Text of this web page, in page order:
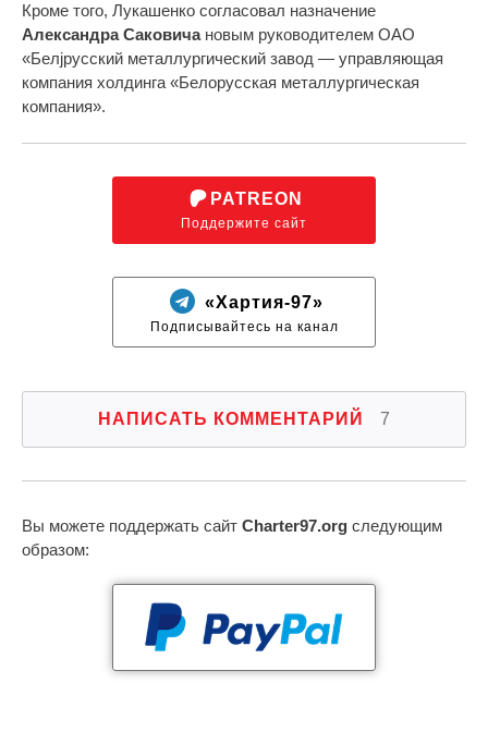
Кроме того, Лукашенко согласовал назначение
Александра Саковичановым руководителем ОАО
«Белjрусский металлургический завод — управляющая
компания холдинга «Белорусская металлургическая
компания».
PATREON
Поддержите сайт
«Хартия-97»
Подписывайтесь на канал
НАПИСАТЬ КОММЕНТАРИЙ 7
Вы можете поддержать сайт Charter97.org следующим
образом: